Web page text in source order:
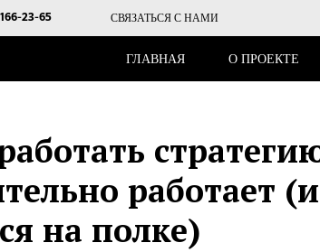
23-65 СВЯЗАТЬСЯ С НАМИ
ГЛАВНАЯ О ПРОЕКТЕ
работает
на полке)